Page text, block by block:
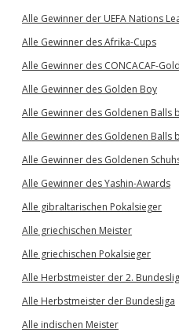
Alle Gewinner der UEFA Nations
Alle Gewinner des Afrika-Cups
Alle Gewinner des CONCACAF-
Alle Gewinner des Golden Boy
Alle Gewinner des Goldenen Balls
Alle Gewinner des Goldenen Balls
Alle Gewinner des Goldenen
Alle Gewinner des Yashin-Awards
Alle gibraltarischen Pokalsieger
Alle griechischen Meister
Alle griechischen Pokalsieger
Alle Herbstmeister der 2.
Alle Herbstmeister der Bundesliga
Alle indischen Meister